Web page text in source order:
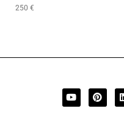
250 €